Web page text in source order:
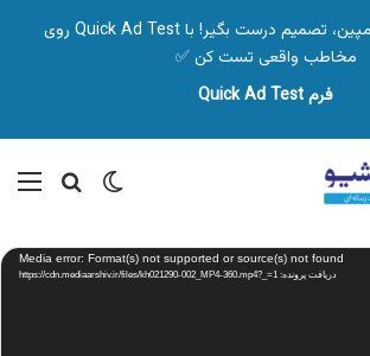
🎯 قبل از شروع کمپین، تصمیم درست بگیر! با Quick Ad Test روی
مخاطب واقعی تست کن ✅
فرم Quick Ad Test
تغییر پوسته
Media error: Format(s) not supported or source(s) not found
دریافت پرونده: https://cdn.mediaarshiv.ir/files/kh021290-002_MP4-360.mp4?_=1